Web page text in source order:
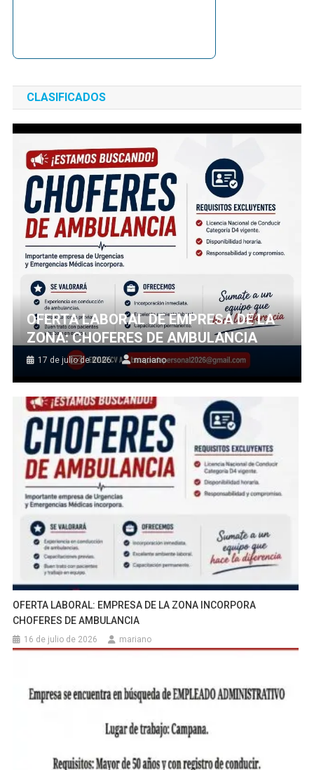
CLASIFICADOS
OFERTA LABORAL DE EMPRESA DE LA
ZONA: CHOFERES DE AMBULANCIA
17 de julio de 2026 mariano
OFERTA LABORAL: EMPRESA DE LA ZONA INCORPORA
CHOFERES DE AMBULANCIA
16 de julio de 2026 mariano